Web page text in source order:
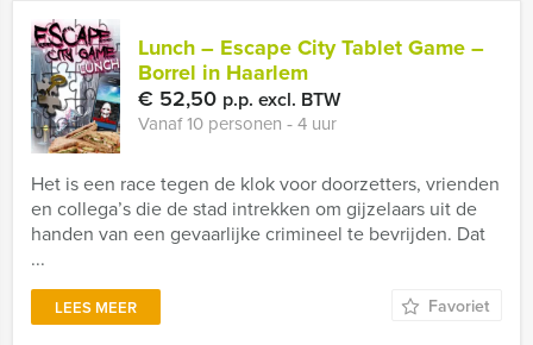
Lunch – Escape City Tablet Game –
Borrel in Haarlem
€ 52,50 p.p. excl. BTW
Vanaf 10 personen ‐ 4 uur
Het is een race tegen de klok voor doorzetters, vrienden
en collega’s die de stad intrekken om gijzelaars uit de
handen van een gevaarlijke crimineel te bevrijden. Dat
...
LEES MEER Favoriet